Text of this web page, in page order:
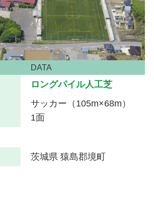
DATA
ロングパイル人工芝
サッカー（105m×68m）
1面
茨城県 猿島郡境町